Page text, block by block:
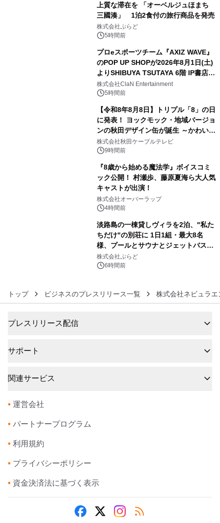
上質な滞在を 「オーベルジュほまち
三國湊」 1泊2食付の旅行商品を発売
株式会社ぷらど
5時間前
プロeスポーツチーム『AXIZ WAVE』
のPOP UP SHOPが2026年8月1日(土)
よりSHIBUYA TSUTAYA 6階 IP書店で
開催決定！！
株式会社ClaN Entertainment
5時間前
【令和8年8月8日】トリプル「8」の日
に発表！ ヨックモック・地域バージョ
ンの秋田デザイン缶が誕生 ～かわいい
秋田犬の子犬と秋田の四季と名所を巡
るパッケージ～ 9月1日(火)秋田県内で
株式会社秋田ケーブルテレビ
9時間前
『8歳から始める魔法学』ボイスコミ
ック公開！ 村瀬歩、藤原夏海ら大人気
キャストが出演！
株式会社オーバーラップ
4時間前
淡路島の一棟貸しヴィラを2泊、"私た
ちだけ"の別荘に 1日1組・最大8名
様、プールとサウナとジェットバス付
きで Villa Mon Temps AWAJIの連泊
素泊りプラン
株式会社ぷらど
6時間前
トップ ビジネスのプレスリリース一覧 株式会社ネビュラ
プレスリリース配信
サポート
関連サービス
• 運営会社
• パートナープログラム
• 利用規約
• プライバシーポリシー
• 資金決済法に基づく表示